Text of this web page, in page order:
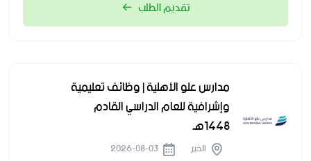
تقديم الطلب
مدارس علو الأهلية | وظائف تعليمية
وإشرافية للعام الدراسي القادم
1448هـ
الخبر